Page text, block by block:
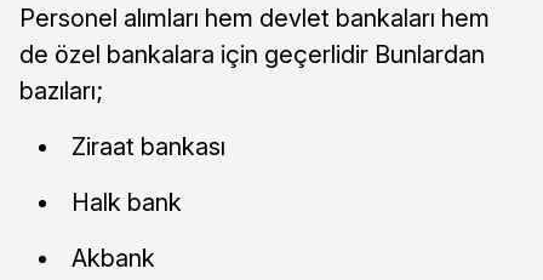
Personel alımları hem devlet bankaları hem
de özel bankalara için geçerlidir Bunlardan
bazıları;
Ziraat bankası
Halk bank
Akbank